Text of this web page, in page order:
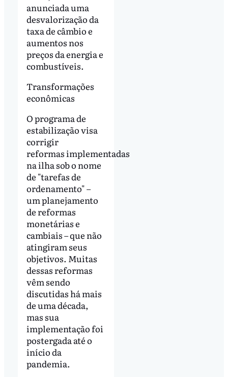
anunciada uma
desvalorização da
taxa de câmbio e
aumentos nos
preços da energia e
combustíveis.
Transformações
econômicas
O programa de
estabilização visa
corrigir
reformas implementadas
na ilha sob o nome
de "tarefas de
ordenamento" –
um planejamento
de reformas
monetárias e
cambiais – que não
atingiram seus
objetivos. Muitas
dessas reformas
vêm sendo
discutidas há mais
de uma década,
mas sua
implementação foi
postergada até o
início da
pandemia.